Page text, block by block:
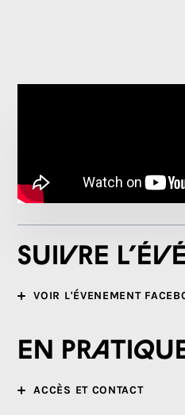
Suivre
VOIR L'ÉVENEMENT
En
ACCÈS ET CONTACT